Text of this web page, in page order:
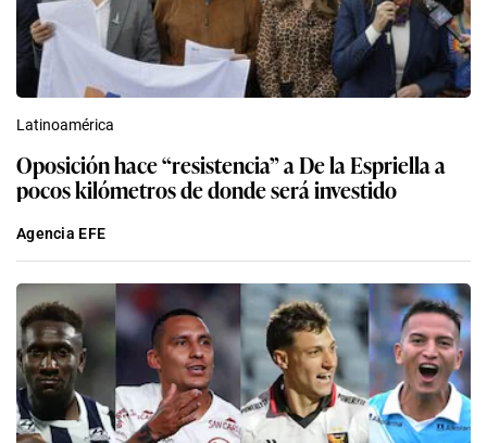
Latinoamérica
Oposición hace “resistencia” a De la Espriella a
pocos kilómetros de donde será investido
Agencia EFE